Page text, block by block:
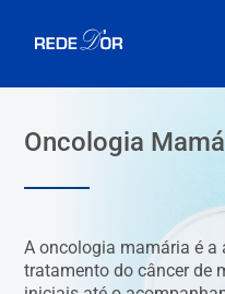
Oncologia
A oncologia mamária é a
tratamento do câncer de